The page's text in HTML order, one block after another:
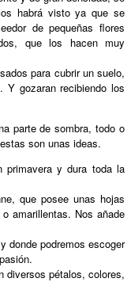
habrá visto ya que se
de pequeñas flores
que los hacen muy
para cubrir un suelo,
Y gozaran recibiendo los
parte de sombra, todo o
son unas ideas.
primavera y dura toda la
que posee unas hojas
amarillentas. Nos añade
donde podremos escoger
diversos pétalos, colores,